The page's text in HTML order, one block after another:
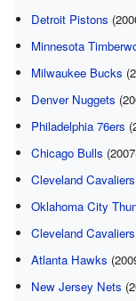
Detroit Pistons
Minnesota
Milwaukee Bucks
Denver Nuggets
Philadelphia 76ers
Chicago Bulls
Cleveland Cavaliers
Oklahoma City
Cleveland Cavaliers
Atlanta Hawks
New Jersey Nets